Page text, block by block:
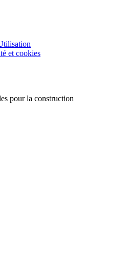
et cookies
pour la construction